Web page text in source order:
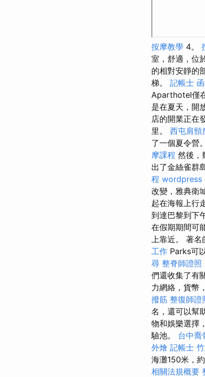
按摩教學 4。
室，舒適，位
的相對安靜的
梯。 記帳士
Aparthotel僅
是在夏天，開
店的開業正在
里。 西屯肩頸
了一個夏令營。
摩課程 然後，
出了金絲雀群
程 wordpress
改變，雅典衛
起在海報上行
到達巴黎到下
在假期期間可
上靠近。 著
工作 Parks可
尋 整脊師證照
們還收集了有
力網絡，貨幣
撥筋 整復師證
名，還可以幫
物和娛樂選擇
驗池。 台中喬
外燴 記帳士
海灘150米，
相關法規概要